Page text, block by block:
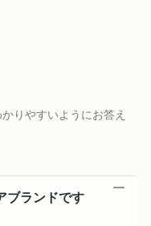
りやすいようにお答え
ブランドです